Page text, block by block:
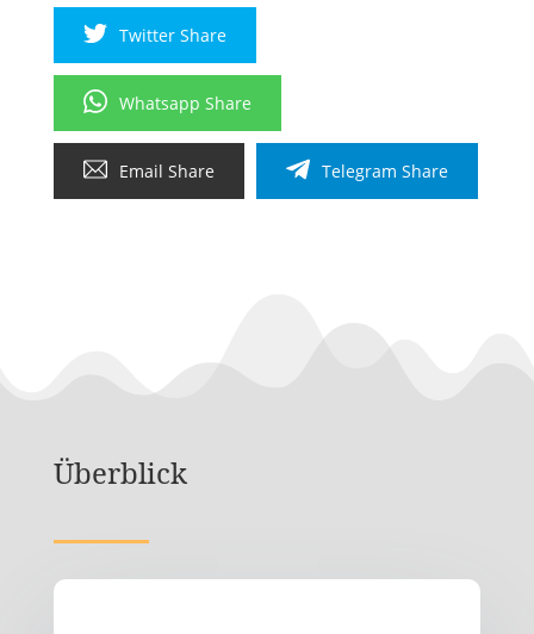
Twitter Share
Whatsapp Share
Email Share Telegram Share
Überblick